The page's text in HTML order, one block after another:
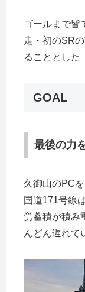
ゴールまで皆
走・初のSR
ることとした
GOAL
最後の力
久御山のPC
国道171号線
労蓄積が積み
んどん遅れて